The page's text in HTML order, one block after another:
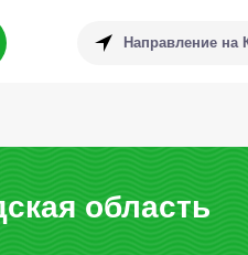
Направление на
область